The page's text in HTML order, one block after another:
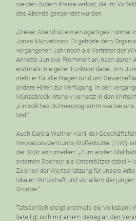
werden zudem Preise verlost, die im
des Abends gespendet wurden.
„Dieser Abend ist ein einzigartiges Format
Jonas Münzebrock. Er gehörte dem
vergangenen Jahr noch als Vertreter der
Annette Junicke-Frommert an, nach deren
erstmals in eigener Funktion dabei. Am
steht er für alle Fragen rund um
andere Hilfen zur Verfügung. In den
Münzebrock intensiv vernetzt in den
„Ein solches Bühnenprogramm wie bei
Mal.“
Auch Carola Weitner-Kehl, der
Innovationszentrums Wolfenbüttel (TIW),
der Stolz anzumerken: „Zum ersten Mal
externen Sponsor als Unterstützer dabei –
Zeichen der Wertschätzung für unsere
lokalen Wirtschaft und vor allem der jungen
Gründer.“
Tatsächlich steigt erstmals die Volksbank
beteiligt sich mit einem Betrag an den